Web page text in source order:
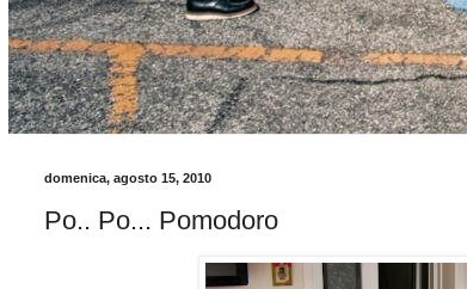
domenica, agosto 15, 2010
Po.. Po... Pomodoro